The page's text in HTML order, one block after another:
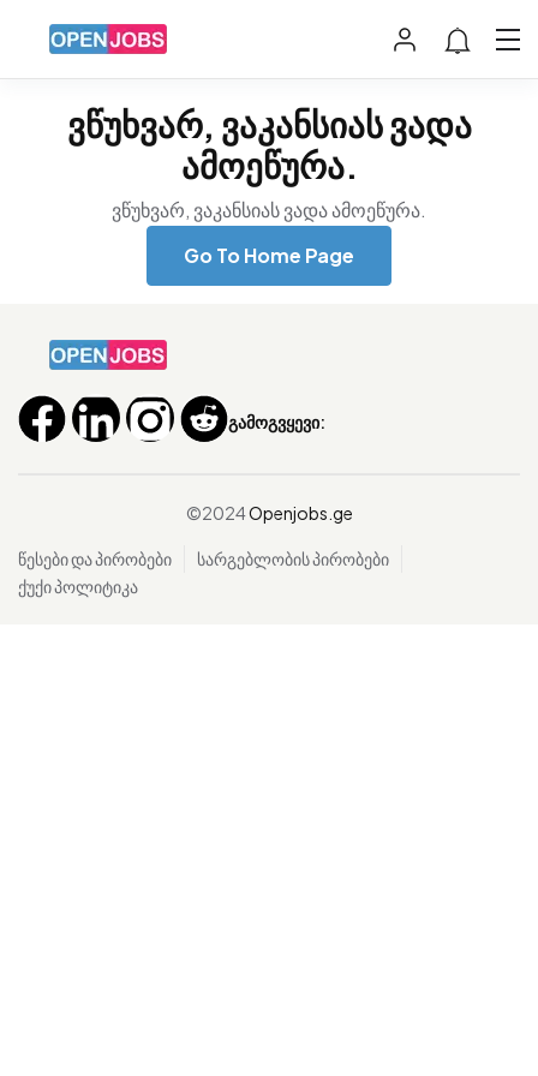
ვწუხვარ, ვაკანსიას ვადა
ამოეწურა.
ვწუხვარ, ვაკანსიას ვადა ამოეწურა.
Go To Home Page
გამოგვყევი:
©2024Openjobs.ge
წესები და პირობები
სარგებლობის პირობები
ქუქი პოლიტიკა